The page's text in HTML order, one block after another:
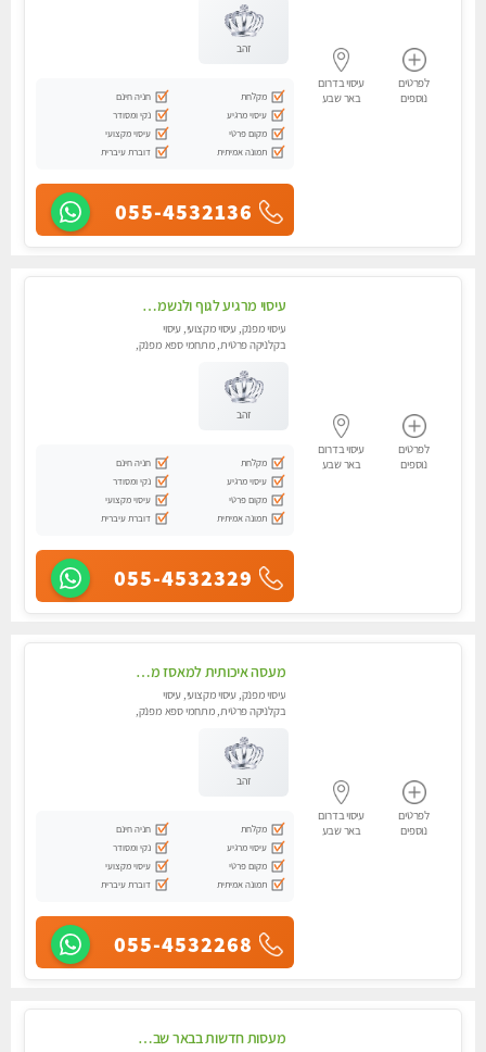
לפרטים
נוספים
עיסוי בדרום
באר שבע
זהב
מקלחת
חניה חינם
עיסוי מרגיע
נקי ומסודר
מקום פרטי
עיסוי מקצועי
תמונה אמיתית
דוברת עיברית
055-4532136
לפרטים
נוספים
עיסוי בדרום
באר שבע
עיסוי מרגיע לגוף ולנשמה מידיים חמות ועדינות,עיסוי מרגיע מי כף רגל עד הראש ללא מין!!!
עיסוי מפנק, עיסוי מקצועי, עיסוי
בקלניקה פרטית, מתחמי ספא מפנק,
זהב
מקלחת
חניה חינם
עיסוי מרגיע
נקי ומסודר
מקום פרטי
עיסוי מקצועי
תמונה אמיתית
דוברת עיברית
055-4532329
לפרטים
נוספים
עיסוי בדרום
באר שבע
מעסה איכותית למאסז מקצועי ומפנק לכל שרירי הגוף
עיסוי מפנק, עיסוי מקצועי, עיסוי
בקלניקה פרטית, מתחמי ספא מפנק,
זהב
מקלחת
חניה חינם
עיסוי מרגיע
נקי ומסודר
מקום פרטי
עיסוי מקצועי
תמונה אמיתית
דוברת עיברית
055-4532268
מעסות חדשות בבאר שבע -כל סוגי העיסויים במקום הכי מושלם בעיר. בבאר שבע